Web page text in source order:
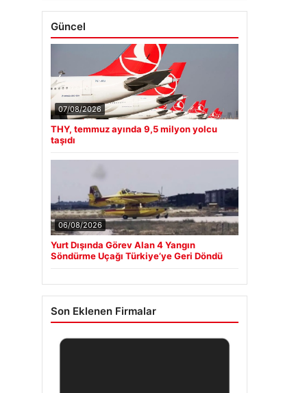
Güncel
07/08/2026
THY, temmuz ayında 9,5 milyon yolcu
taşıdı
06/08/2026
Yurt Dışında Görev Alan 4 Yangın
Söndürme Uçağı Türkiye’ye Geri Döndü
Son Eklenen Firmalar